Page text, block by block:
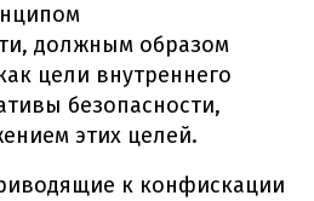
должным образом
цели внутреннего
безопасности,
этих целей.
к конфискации